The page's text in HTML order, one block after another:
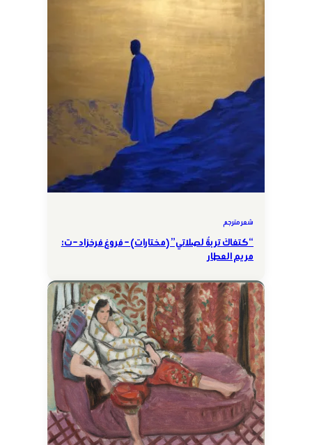
شعر مترجم
“كتفاكَ تربةٌ لصلاتي” (مختارات) – فروغ فرخزاد – ت:
مريم العطار